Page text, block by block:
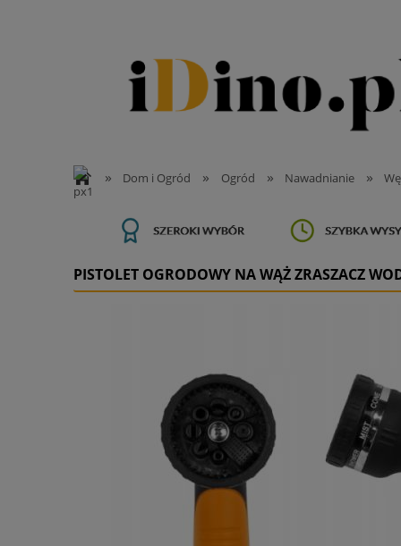
» Dom i Ogród » Ogród » Nawadnianie »
PISTOLET OGRODOWY NA WĄŻ ZRASZACZ